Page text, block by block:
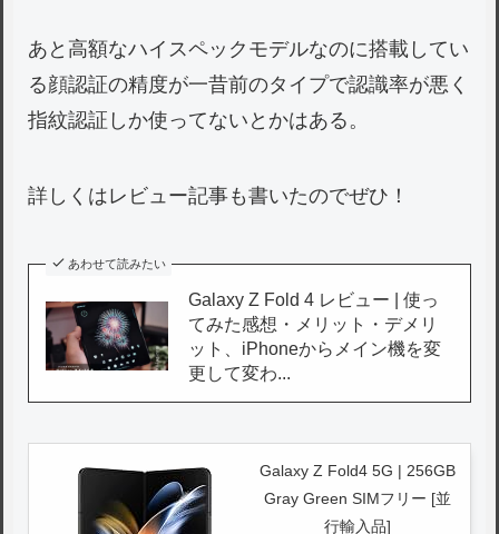
あと高額なハイスペックモデルなのに搭載してい
る顔認証の精度が一昔前のタイプで認識率が悪く
指紋認証しか使ってないとかはある。
詳しくはレビュー記事も書いたのでぜひ！
あわせて読みたい
Galaxy Z Fold 4 レビュー | 使っ
てみた感想・メリット・デメリ
ット、iPhoneからメイン機を変
更して変わ...
Galaxy Z Fold4 5G | 256GB
Gray Green SIMフリー [並
行輸入品]